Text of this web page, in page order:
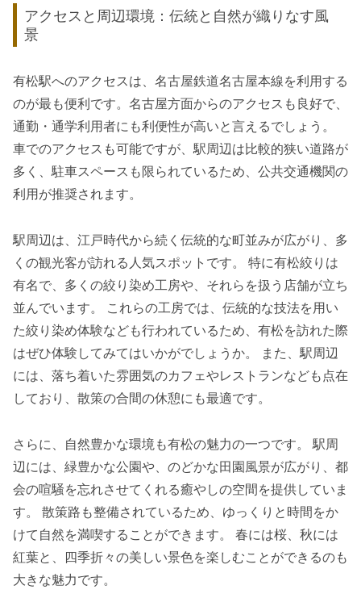
アクセスと周辺環境：伝統と自然が織りなす風
景
有松駅へのアクセスは、名古屋鉄道名古屋本線を利用する
のが最も便利です。名古屋方面からのアクセスも良好で、
通勤・通学利用者にも利便性が高いと言えるでしょう。
車でのアクセスも可能ですが、駅周辺は比較的狭い道路が
多く、駐車スペースも限られているため、公共交通機関の
利用が推奨されます。
駅周辺は、江戸時代から続く伝統的な町並みが広がり、多
くの観光客が訪れる人気スポットです。 特に有松絞りは
有名で、多くの絞り染め工房や、それらを扱う店舗が立ち
並んでいます。 これらの工房では、伝統的な技法を用い
た絞り染め体験なども行われているため、有松を訪れた際
はぜひ体験してみてはいかがでしょうか。 また、駅周辺
には、落ち着いた雰囲気のカフェやレストランなども点在
しており、散策の合間の休憩にも最適です。
さらに、自然豊かな環境も有松の魅力の一つです。 駅周
辺には、緑豊かな公園や、のどかな田園風景が広がり、都
会の喧騒を忘れさせてくれる癒やしの空間を提供していま
す。 散策路も整備されているため、ゆっくりと時間をか
けて自然を満喫することができます。 春には桜、秋には
紅葉と、四季折々の美しい景色を楽しむことができるのも
大きな魅力です。